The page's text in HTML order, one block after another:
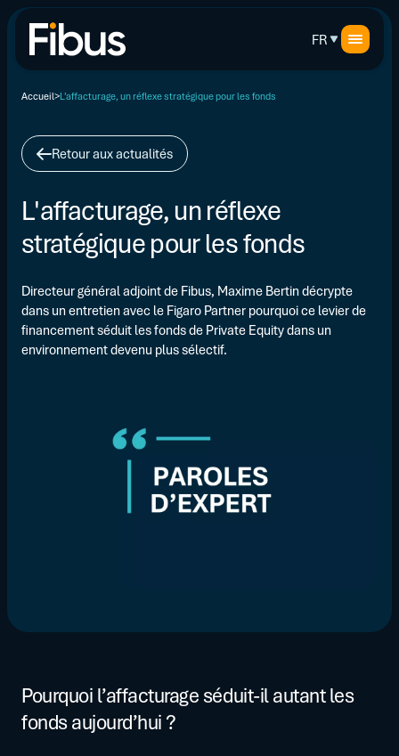
FR
Accueil L’affacturage, un réflexe stratégique pour les fonds
Retour aux actualités
L'affacturage, un réflexe
stratégique pour les fonds
Directeur général adjoint de Fibus, Maxime Bertin décrypte
dans un entretien avec le Figaro Partner pourquoi ce levier de
financement séduit les fonds de Private Equity dans un
environnement devenu plus sélectif.
Pourquoi l’affacturage séduit-il autant les
fonds aujourd’hui ?